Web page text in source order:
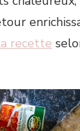
recette